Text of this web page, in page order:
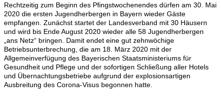
Rechtzeitig zum Beginn des Pfingstwochenendes dürfen am 30. Mai
2020 die ersten Jugendherbergen in Bayern wieder Gäste
empfangen. Zunächst startet der Landesverband mit 30 Häusern
und wird bis Ende August 2020 wieder alle 58 Jugendherbergen
„ans Netz“ bringen. Damit endet eine gut zehnwöchige
Betriebsunterbrechung, die am 18. März 2020 mit der
Allgemeinverfügung des Bayerischen Staatsministeriums für
Gesundheit und Pflege und der sofortigen Schließung aller Hotels
und Übernachtungsbetriebe aufgrund der explosionsartigen
Ausbreitung des Corona-Visus begonnen hatte.